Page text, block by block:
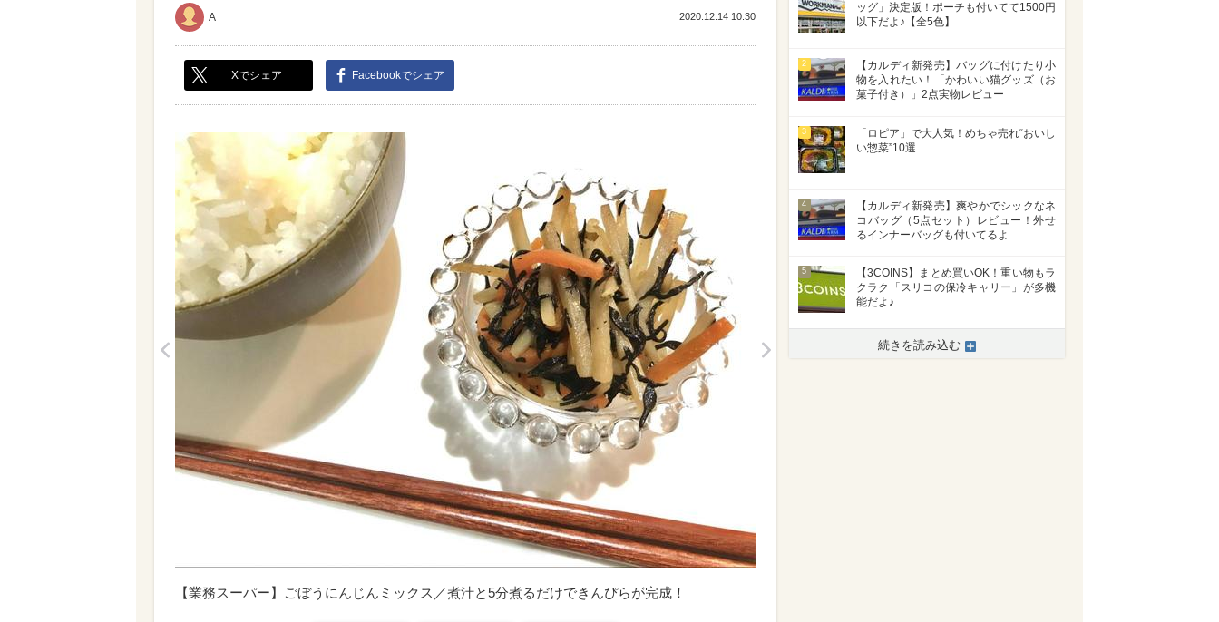
A 2020.12.14 10:30
Xでシェア Facebookでシェア
【業務スーパー】ごぼうにんじんミックス／煮汁と5分煮るだけできんぴらが完成！
ッグ」決定版！ポーチも付いてて1500円
以下だよ♪【全5色】
2
【カルディ新発売】バッグに付けたり小
物を入れたい！「かわいい猫グッズ（お
菓子付き）」2点実物レビュー
3
「ロピア」で大人気！めちゃ売れ“おいし
い惣菜”10選
4
【カルディ新発売】爽やかでシックなネ
コバッグ（5点セット）レビュー！外せ
るインナーバッグも付いてるよ
5
【3COINS】まとめ買いOK！重い物もラ
クラク「スリコの保冷キャリー」が多機
能だよ♪
続きを読み込む